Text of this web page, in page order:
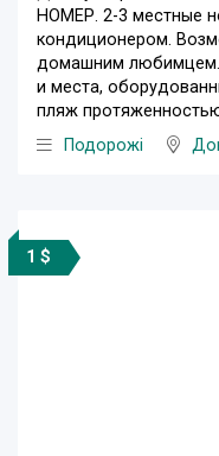
НОМЕР. 2-3 местные
кондиционером.
домашним любимцем.
и места,
пляж
Подорожі
1 $